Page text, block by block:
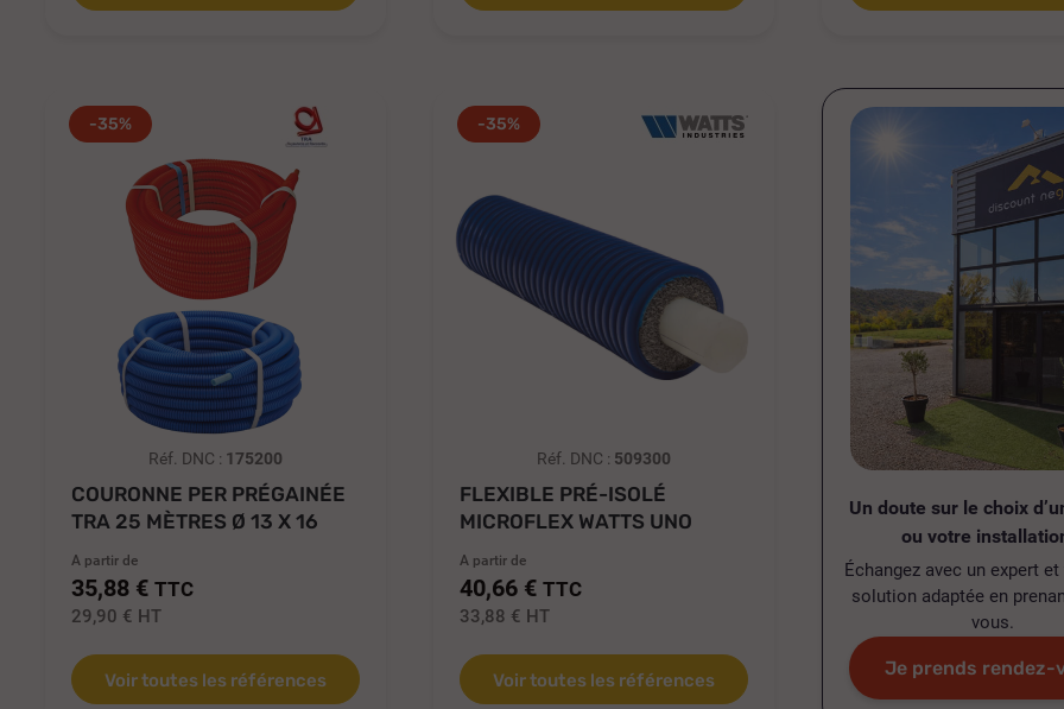
-35%
Réf. DNC : 175200
COURONNE PER PRÉGAINÉE
TRA 25 MÈTRES Ø 13 X 16
A partir de
35,88 € TTC
29,90 € HT
Voir toutes les références
-35%
Réf. DNC : 509300
FLEXIBLE PRÉ-ISOLÉ
MICROFLEX WATTS UNO
POUR EAU...
A partir de
40,66 € TTC
33,88 € HT
Voir toutes les références
Un doute sur le choix
ou votre
Échangez avec un expert
solution adaptée en
vous.
Je prends rendez-